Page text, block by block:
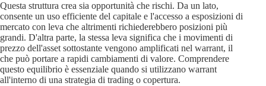
Questa struttura crea sia opportunità che rischi. Da un lato,
consente un uso efficiente del capitale e l'accesso a esposizioni di
mercato con leva che altrimenti richiederebbero posizioni più
grandi. D'altra parte, la stessa leva significa che i movimenti di
prezzo dell'asset sottostante vengono amplificati nel warrant, il
che può portare a rapidi cambiamenti di valore. Comprendere
questo equilibrio è essenziale quando si utilizzano warrant
all'interno di una strategia di trading o copertura.